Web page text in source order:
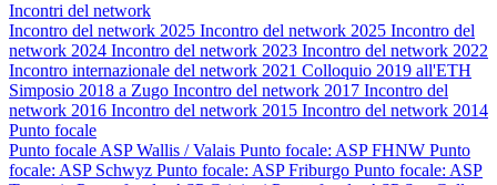
Incontri del network
Incontro del network 2025 Incontro del network 2025 Incontro del
network 2024 Incontro del network 2023 Incontro del network 2022
Incontro internazionale del network 2021 Colloquio 2019 all'ETH
Simposio 2018 a Zugo Incontro del network 2017 Incontro del
network 2016 Incontro del network 2015 Incontro del network 2014
Punto focale
Punto focale ASP Wallis / Valais Punto focale: ASP FHNW Punto
focale: ASP Schwyz Punto focale: ASP Friburgo Punto focale: ASP